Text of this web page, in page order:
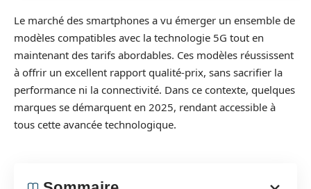
Le marché des smartphones a vu émerger un ensemble de
modèles compatibles avec la technologie 5G tout en
maintenant des tarifs abordables. Ces modèles réussissent
à offrir un excellent rapport qualité-prix, sans sacrifier la
performance ni la connectivité. Dans ce contexte, quelques
marques se démarquent en 2025, rendant accessible à
tous cette avancée technologique.